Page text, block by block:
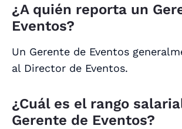
¿A quién reporta un
Eventos?
Un Gerente de Eventos
al Director de Eventos.
¿Cuál es el rango
Gerente de Eventos?